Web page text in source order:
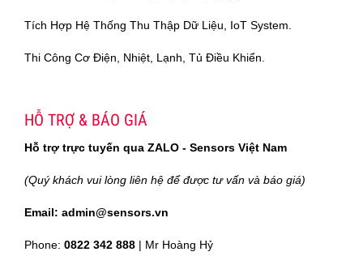
Tích Hợp Hệ Thống Thu Thập Dữ Liệu, IoT System.
Thi Công Cơ Điện, Nhiệt, Lạnh, Tủ Điều Khiển.
HỖ TRỢ & BÁO GIÁ
Hỗ trợ trực tuyến qua ZALO - Sensors Việt Nam
(Quý khách vui lòng liên hệ để được tư vấn và báo giá)
Email: admin@sensors.vn
Phone: 0822 342 888 | Mr Hoàng Hỷ